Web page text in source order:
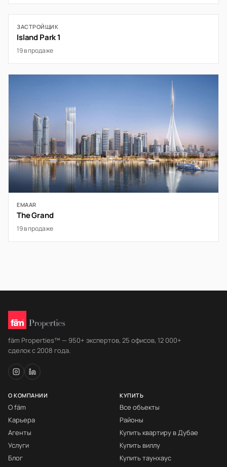
ЗАСТРОЙЩИК
Island Park 1
19 в продаже
EMAAR
The Grand
19 в продаже
fäm Properties™ — 950+ экспертов, 25 офисов, 12 000+
сделок с 2008 года.
О КОМПАНИИ
О fäm
Карьера
Агенты
Услуги
Блог
КУПИТЬ
Все объекты
Районы
Купить квартиру в Дубае
Купить виллу
Купить таунхаус